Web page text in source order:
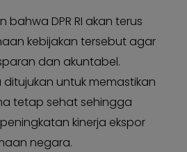
bahwa DPR RI akan terus
kebijakan tersebut agar
dan akuntabel.
untuk memastikan
tetap sehat sehingga
kinerja ekspor
negara.